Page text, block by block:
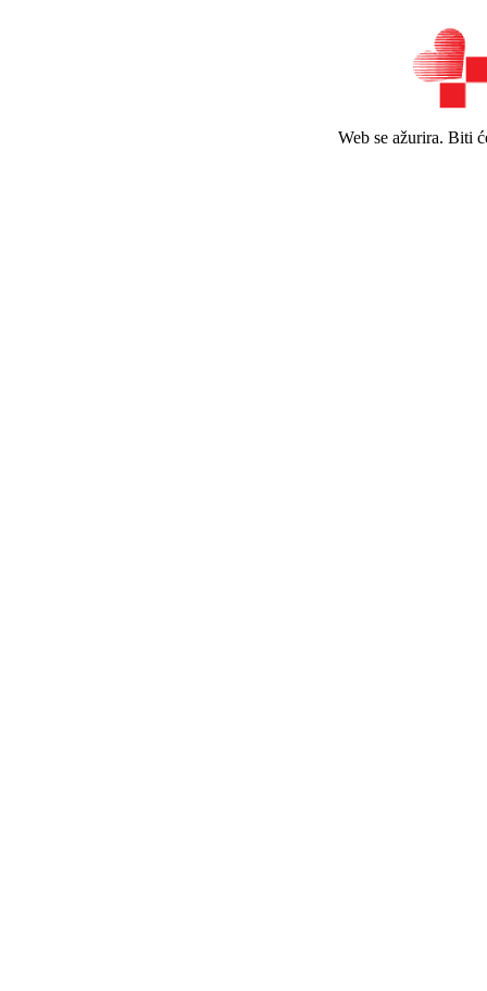
Web se ažurira. Biti